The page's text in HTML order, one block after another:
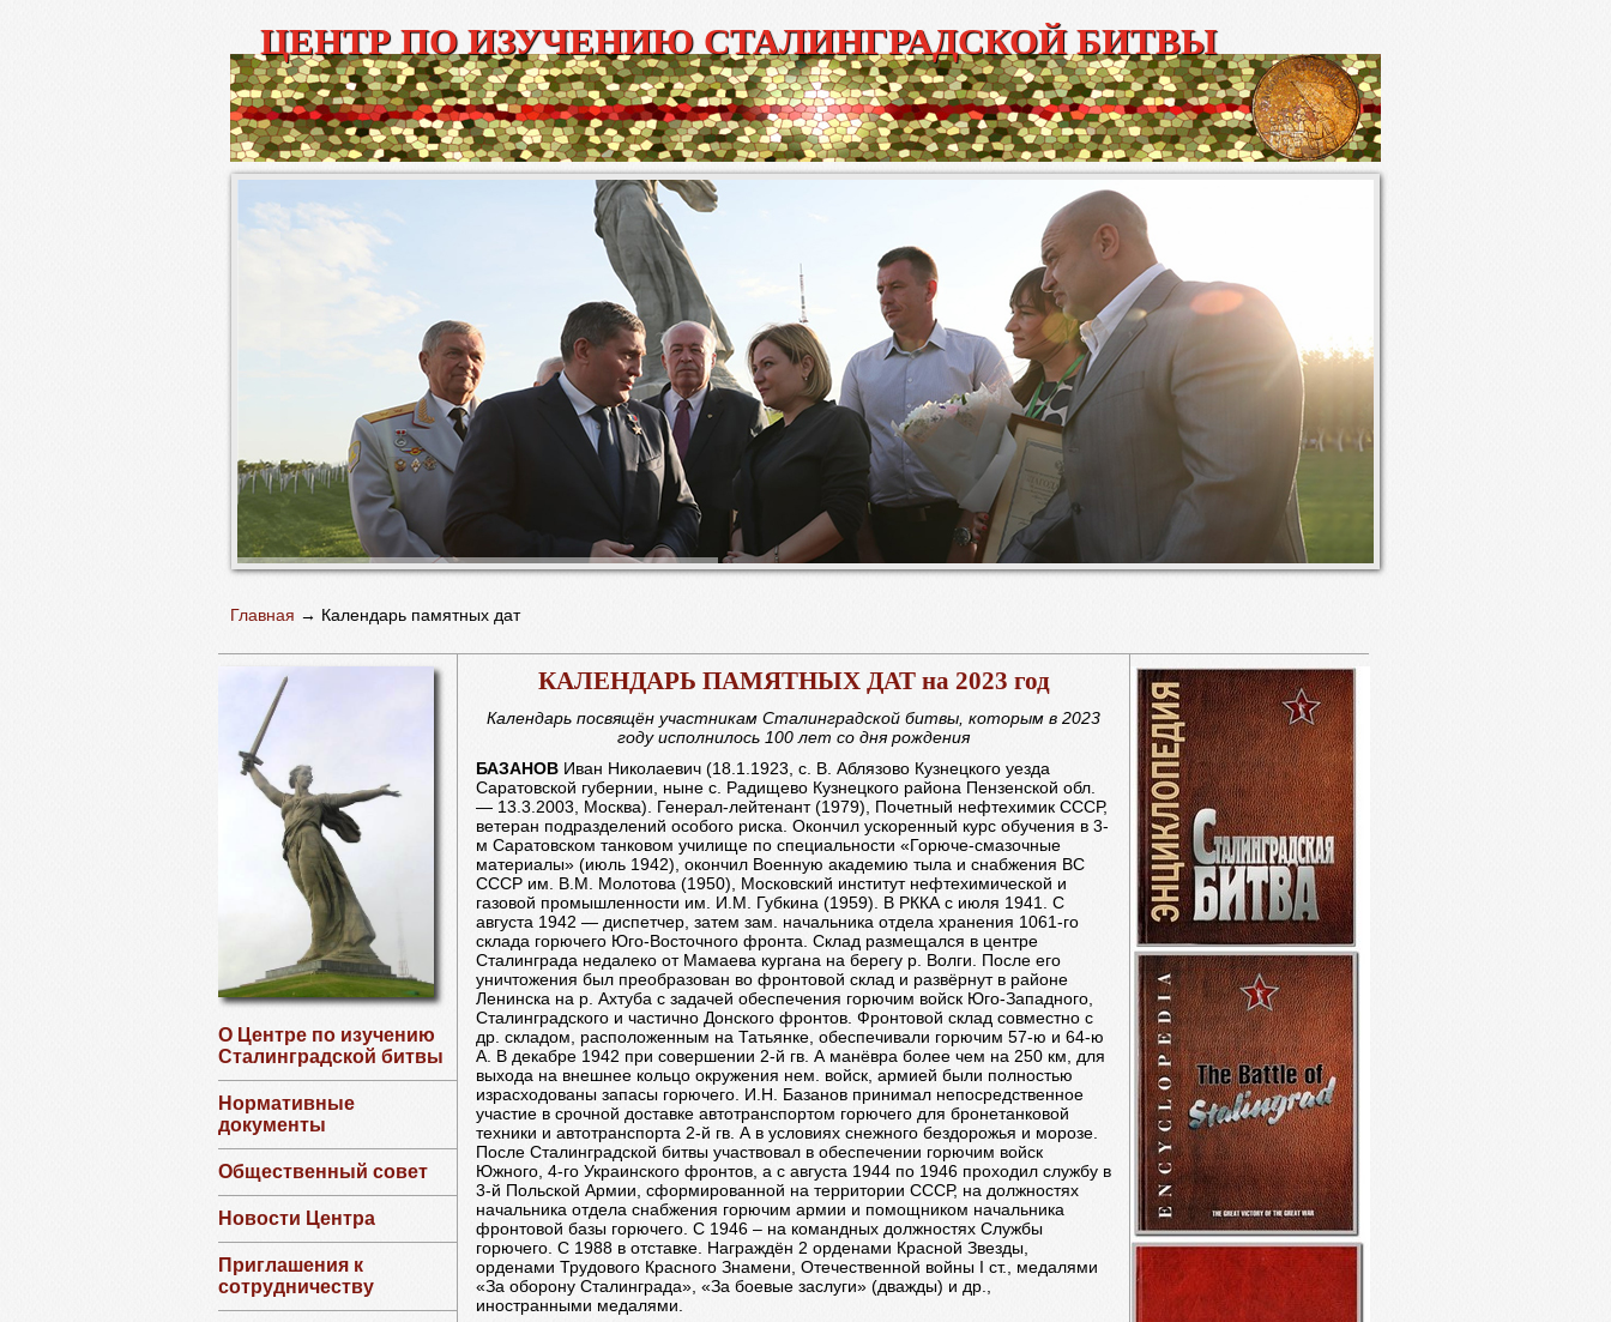
ЦЕНТР ПО ИЗУЧЕНИЮ СТАЛИНГРАДСКОЙ БИТВЫ
Главная → Календарь памятных дат
О Центре по изучению
Сталинградской битвы
Нормативные
документы
Общественный совет
Новости Центра
Приглашения к
сотрудничеству
КАЛЕНДАРЬ ПАМЯТНЫХ ДАТ на 2023 год
Календарь посвящён участникам Сталинградской битвы, которым в 2023
году исполнилось 100 лет со дня рождения
БАЗАНОВ Иван Николаевич (18.1.1923, с. В. Аблязово Кузнецкого уезда
Саратовской губернии, ныне с. Радищево Кузнецкого района Пензенской обл.
— 13.3.2003, Москва). Генерал-лейтенант (1979), Почетный нефтехимик СССР,
ветеран подразделений особого риска. Окончил ускоренный курс обучения в 3-
м Саратовском танковом училище по специальности «Горюче-смазочные
материалы» (июль 1942), окончил Военную академию тыла и снабжения ВС
СССР им. В.М. Молотова (1950), Московский институт нефтехимической и
газовой промышленности им. И.М. Губкина (1959). В РККА с июля 1941. С
августа 1942 — диспетчер, затем зам. начальника отдела хранения 1061-го
склада горючего Юго-Восточного фронта. Склад размещался в центре
Сталинграда недалеко от Мамаева кургана на берегу р. Волги. После его
уничтожения был преобразован во фронтовой склад и развёрнут в районе
Ленинска на р. Ахтуба с задачей обеспечения горючим войск Юго-Западного,
Сталинградского и частично Донского фронтов. Фронтовой склад совместно с
др. складом, расположенным на Татьянке, обеспечивали горючим 57-ю и 64-ю
А. В декабре 1942 при совершении 2-й гв. А манёвра более чем на 250 км, для
выхода на внешнее кольцо окружения нем. войск, армией были полностью
израсходованы запасы горючего. И.Н. Базанов принимал непосредственное
участие в срочной доставке автотранспортом горючего для бронетанковой
техники и автотранспорта 2-й гв. А в условиях снежного бездорожья и морозе.
После Сталинградской битвы участвовал в обеспечении горючим войск
Южного, 4-го Украинского фронтов, а с августа 1944 по 1946 проходил службу в
3-й Польской Армии, сформированной на территории СССР, на должностях
начальника отдела снабжения горючим армии и помощником начальника
фронтовой базы горючего. С 1946 – на командных должностях Службы
горючего. С 1988 в отставке. Награждён 2 орденами Красной Звезды,
орденами Трудового Красного Знамени, Отечественной войны I ст., медалями
«За оборону Сталинграда», «За боевые заслуги» (дважды) и др.,
иностранными медалями.